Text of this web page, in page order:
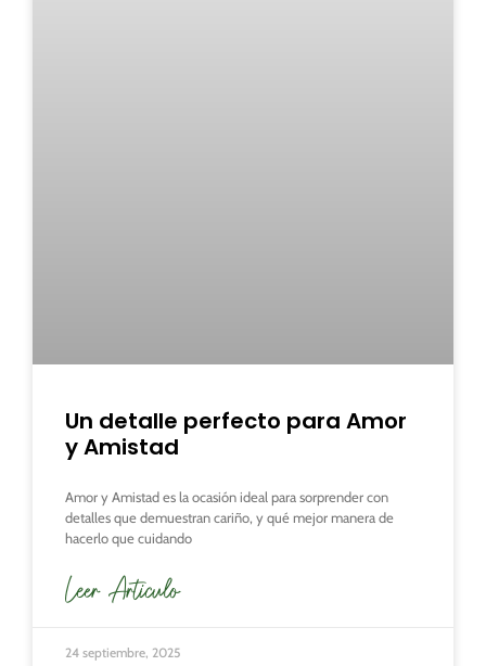
Un detalle perfecto para Amor
y Amistad
Amor y Amistad es la ocasión ideal para sorprender con
detalles que demuestran cariño, y qué mejor manera de
hacerlo que cuidando
Leer Articulo
24 septiembre, 2025